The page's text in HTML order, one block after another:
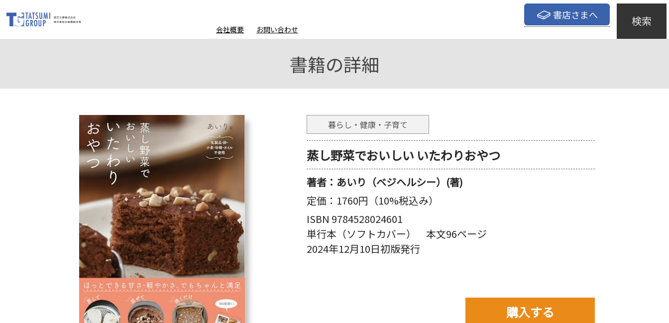
書店さまへ
会社概要 お問い合わせ
検索
書籍の詳細
暮らし・健康・子育て
蒸し野菜でおいしい いたわりおやつ
著者： あいり（ベジヘルシー）(著)
定価： 1760円（10%税込み）
ISBN 9784528024601
単行本（ソフトカバー） 本文96ページ
2024年12月10日初版発行
購入する